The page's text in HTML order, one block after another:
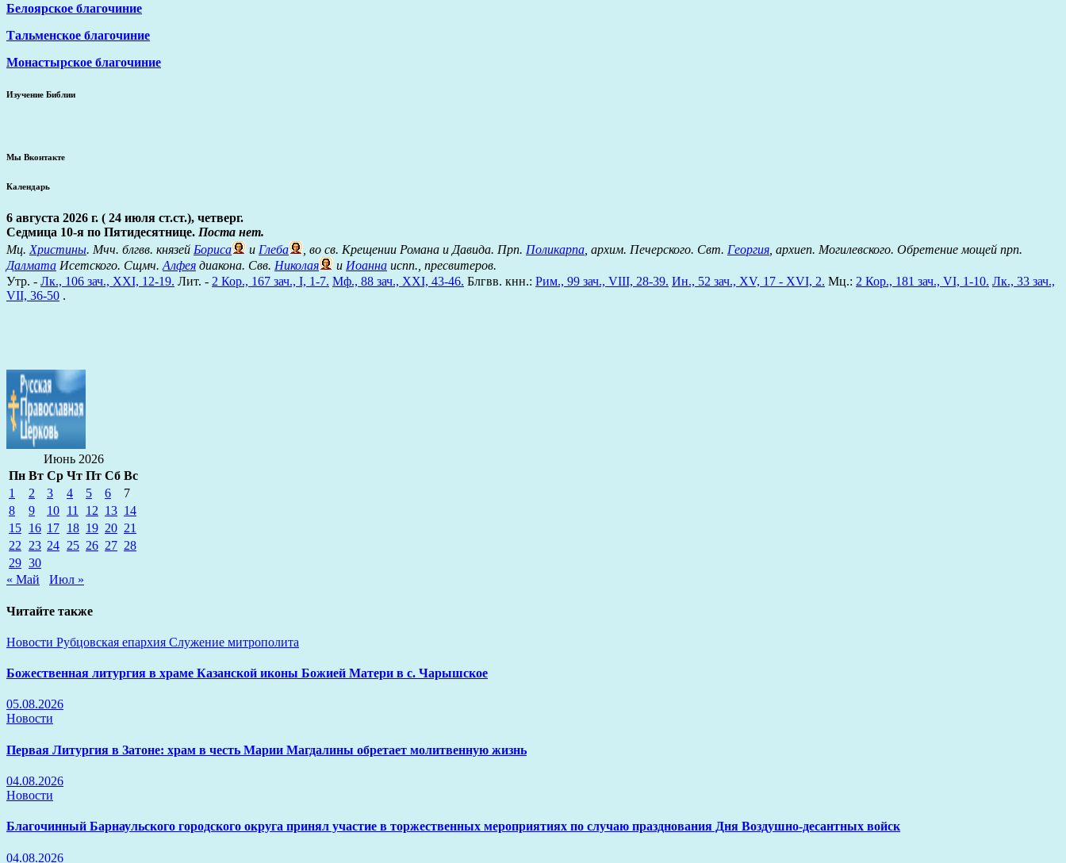
Белоярское благочиние
Тальменское благочиние
Монастырское благочиние
Изучение Библии
Мы Вконтакте
Календарь
6 августа 2026 г. ( 24 июля ст.ст.), четверг.
Седмица 10-я по Пятидесятнице. Поста нет.
Мц.Христины. Мчч. блгвв. князей Бориса и Глеба , во св. Крещении Романа и Давида. Прп. Поликарпа, архим. Печерского. Свт. Георгия, архиеп. Могилевского. Обретение мощей прп.
Далмата Исетского. Сщмч.Алфея диакона. Свв. Николая и Иоанна испп., пресвитеров.
Утр. - Лк., 106 зач., XXI, 12-19. Лит. - 2 Кор., 167 зач., I, 1-7. Мф., 88 зач., XXI, 43-46. Блгвв. кнн.: Рим., 99 зач., VIII, 28-39. Ин., 52 зач., XV, 17 - XVI, 2. Мц.: 2 Кор., 181 зач., VI, 1-10. Лк., 33 зач.,
VII, 36-50 .
Июнь 2026
Пн Вт Ср Чт Пт Сб Вс
1
2 3 4 5 6
7
8
9 10 11 12 13 14
15 16 17 18 19 20 21
22 23 24 25 26 27 28
29 30
« Май
Июл »
Читайте также
Новости Рубцовская епархия Служение митрополита
Божественная литургия в храме Казанской иконы Божией Матери в с. Чарышское
05.08.2026
Новости
Первая Литургия в Затоне: храм в честь Марии Магдалины обретает молитвенную жизнь
04.08.2026
Новости
Благочинный Барнаульского городского округа принял участие в торжественных мероприятиях по случаю празднования Дня Воздушно-десантных войск
04.08.2026